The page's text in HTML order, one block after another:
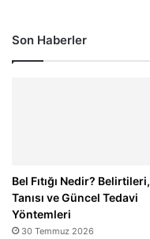
Son Haberler
Bel Fıtığı Nedir? Belirtileri,
Tanısı ve Güncel Tedavi
Yöntemleri
30 Temmuz 2026